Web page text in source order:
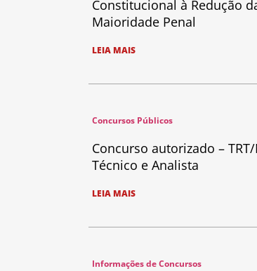
Constitucional à Redução
Maioridade Penal
LEIA MAIS
Concursos Públicos
Concurso autorizado –
Técnico e Analista
LEIA MAIS
Informações de Concursos